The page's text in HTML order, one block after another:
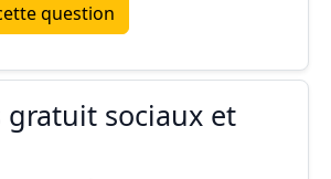
question
gratuit sociaux et